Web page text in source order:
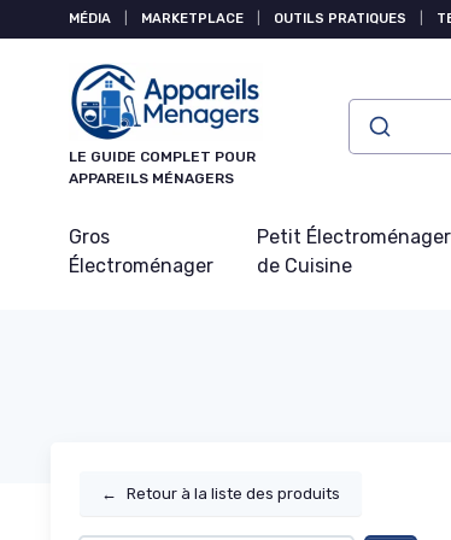
MÉDIA MARKETPLACE OUTILS PRATIQUES
LE GUIDE COMPLET POUR
APPAREILS MÉNAGERS
Gros
Électroménager
Petit Électroménager
de Cuisine
← Retour à la liste des produits
Panneau de gestion des cookies